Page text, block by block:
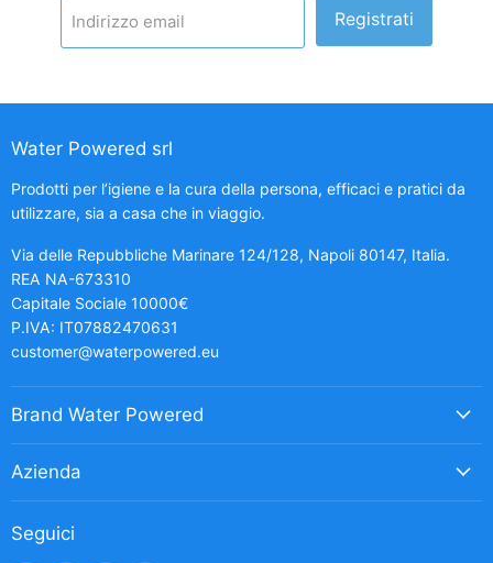
Indirizzo email Registrati
Water Powered srl
Prodotti per l’igiene e la cura della persona, efficaci e pratici da
utilizzare, sia a casa che in viaggio.
Via delle Repubbliche Marinare 124/128, Napoli 80147, Italia.
REA NA-673310
Capitale Sociale 10000€
P.IVA: IT07882470631
customer@waterpowered.eu
Brand Water Powered
Azienda
Seguici